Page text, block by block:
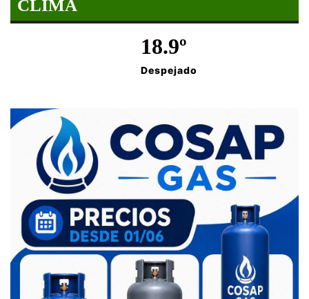
CLIMA
18.9º
Despejado